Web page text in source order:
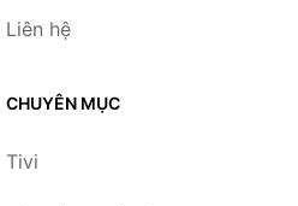
Liên hệ
CHUYÊN MỤC
Tivi